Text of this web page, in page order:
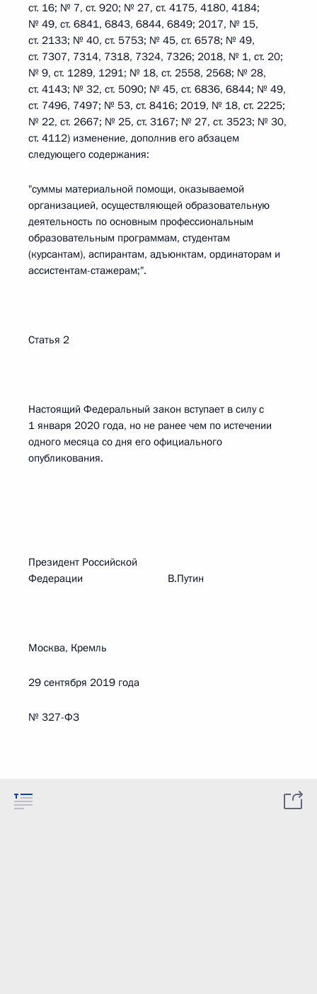
ст. 16; № 7, ст. 920; № 27, ст. 4175, 4180, 4184;
№ 49, ст. 6841, 6843, 6844, 6849; 2017, № 15,
ст. 2133; № 40, ст. 5753; № 45, ст. 6578; № 49,
ст. 7307, 7314, 7318, 7324, 7326; 2018, № 1, ст. 20;
№ 9, ст. 1289, 1291; № 18, ст. 2558, 2568; № 28,
ст. 4143; № 32, ст. 5090; № 45, ст. 6836, 6844; № 49,
ст. 7496, 7497; № 53, ст. 8416; 2019, № 18, ст. 2225;
№ 22, ст. 2667; № 25, ст. 3167; № 27, ст. 3523; № 30,
ст. 4112) изменение, дополнив его абзацем
следующего содержания:
"суммы материальной помощи, оказываемой
организацией, осуществляющей образовательную
деятельность по основным профессиональным
образовательным программам, студентам
(курсантам), аспирантам, адъюнктам, ординаторам и
ассистентам-стажерам;".
Статья 2
Настоящий Федеральный закон вступает в силу с
1 января 2020 года, но не ранее чем по истечении
одного месяца со дня его официального
опубликования.
Президент Российской
Федерации В.Путин
Москва, Кремль
29 сентября 2019 года
№ 327-ФЗ